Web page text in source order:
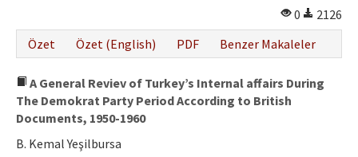
0
2126
Özet
Özet (English) PDF Benzer Makaleler
A General Reviev of Turkey’s Internal affairs During
The Demokrat Party Period According to British
Documents, 1950-1960
B. Kemal Yeşilbursa